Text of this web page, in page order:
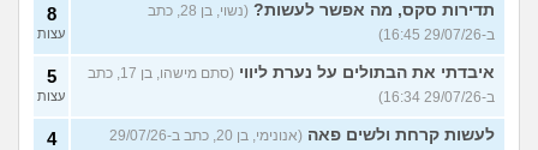
תדירות סקס, מה אפשר לעשות?
(נשוי, בן 28, כתב
ב-29/07/26 16:45)
8
עצות
איבדתי את הבתולים על נערת ליווי
(סתם מישהו, בן 17, כתב
ב-29/07/26 16:34)
5
עצות
לעשות קרחת ולשים פאה
(אנונימי, בן 20, כתב ב-29/07/26
4